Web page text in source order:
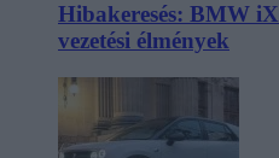
Hibakeresés: BMW
vezetési élmények